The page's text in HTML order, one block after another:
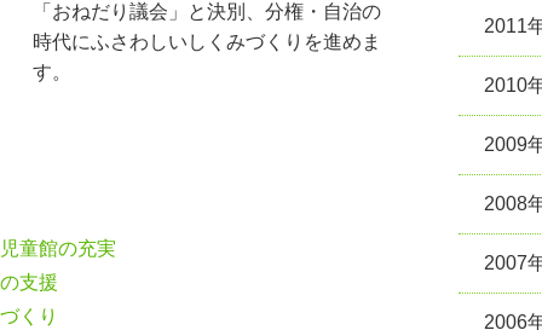
「おねだり議会」と決別、分権・自治の
時代にふさわしいしくみづくりを進めま
す。
童館の充実
支援
くり
2011
2010
2009
2008
2007
2006